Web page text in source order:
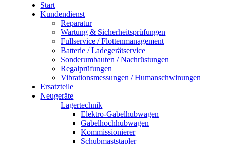
Start
Kundendienst
Reparatur
Wartung & Sicherheitsprüfungen
Fullservice / Flottenmanagement
Batterie / Ladegerätservice
Sonderumbauten / Nachrüstungen
Regalprüfungen
Vibrationsmessungen / Humanschwinungen
Ersatzteile
Neugeräte
Lagertechnik
Elektro-Gabelhubwagen
Gabelhochhubwagen
Kommissionierer
Schubmaststapler